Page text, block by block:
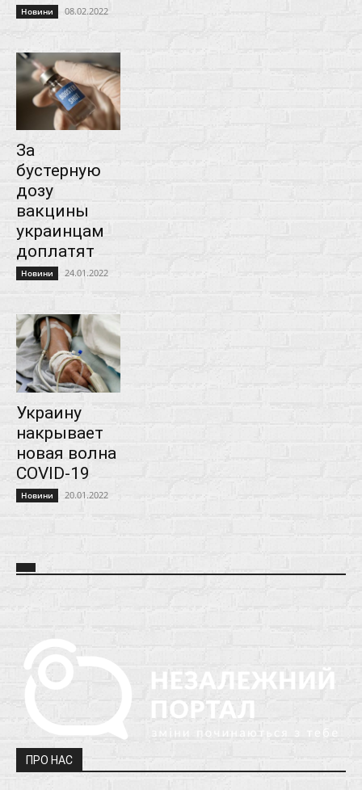
Новини 08.02.2022
За
бустерную
дозу
вакцины
украинцам
доплатят
Новини 24.01.2022
Украину
накрывает
новая волна
COVID-19
Новини 20.01.2022
ПРО НАС